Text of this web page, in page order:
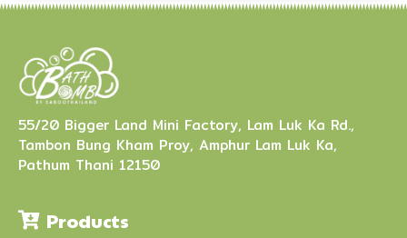
55/20 Bigger Land Mini Factory, Lam Luk Ka Rd.,
Tambon Bung Kham Proy, Amphur Lam Luk Ka,
Pathum Thani 12150
Products